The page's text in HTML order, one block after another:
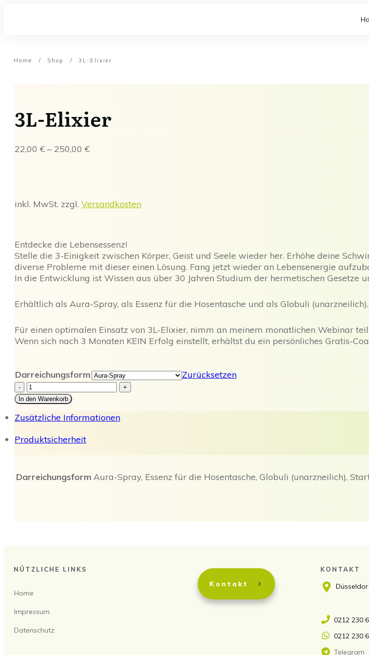
Home / Shop / 3L-Elixier
3L-Elixier
22,00 € – 250,00 €
inkl. MwSt. zzgl. Versandkosten
Entdecke die Lebensessenz!
Stelle die 3-Einigkeit zwischen Körper, Geist und Seele wieder her. Erhöhe deine
diverse Probleme mit dieser einen Lösung. Fang jetzt wieder an Lebensenergie
In die Entwicklung ist Wissen aus über 30 Jahren Studium der hermetischen Gesetze
Erhältlich als Aura-Spray, als Essenz für die Hosentasche und als Globuli (unarzneilich).
Für einen optimalen Einsatz von 3L-Elixier, nimm an meinem monatlichen Webinar
Wenn sich nach 3 Monaten KEIN Erfolg einstellt, erhältst du ein persönliches Gratis-
Darreichungsform Zurücksetzen
-
3L-
Elixier
+
In den Warenkorb
Zusätzliche Informationen
Produktsicherheit
Darreichungsform Aura-Spray, Essenz für die Hosentasche, Globuli (unarzneilich),
NÜTZLICHE LINKS
Home
Impressum
Datenschutz
Kontakt
KONTAKT
0212 230
0212 230
Telegram